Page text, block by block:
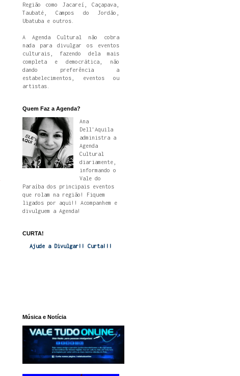
Região como Jacareí, Caçapava,
Taubaté, Campos do Jordão,
Ubatuba e outros.
A Agenda Cultural não cobra
nada para divulgar os eventos
culturais, fazendo dela mais
completa e democrática, não
dando preferência a
estabelecimentos, eventos ou
artistas.
Quem Faz a Agenda?
Ana
Dell'Aquila
administra a
Agenda
Cultural
diariamente,
informando o
Vale do
Paraíba dos principais eventos
que rolam na região! Fiquem
ligados por aqui!! Acompanhem e
divulguem a Agenda!
CURTA!
Ajude a Divulgar!! Curta!!!
Música e Notícia